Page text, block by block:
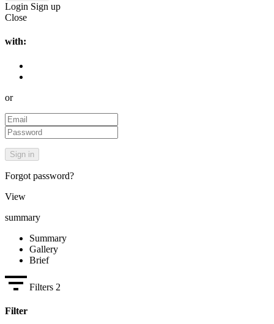
Login Sign up
Close
with:
or
Forgot password?
View
summary
Summary
Gallery
Brief
Filters 2
Filter